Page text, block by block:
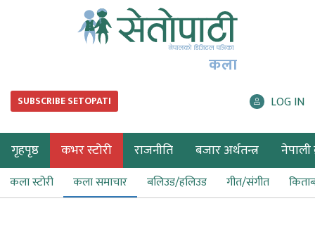
कला
SUBSCRIBE SETOPATI LOG IN
गृहपृष्ठ कभर स्टोरी राजनीति बजार अर्थतन्त्र नेपाली
कला स्टोरी कला समाचार बलिउड/हलिउड गीत/संगीत